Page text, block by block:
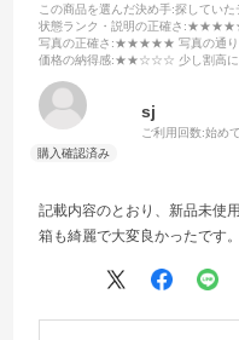
この商品を選んだ決め手:探していた
状態ランク・説明の正確さ :★★★★★
写真の正確さ :★★★★★ 写真の通り
価格の納得感:★★☆☆☆ 少し割高に
sj
ご利用回数:始めて
記載内容のとおり、新品未使用
箱も綺麗で大変良かったです。